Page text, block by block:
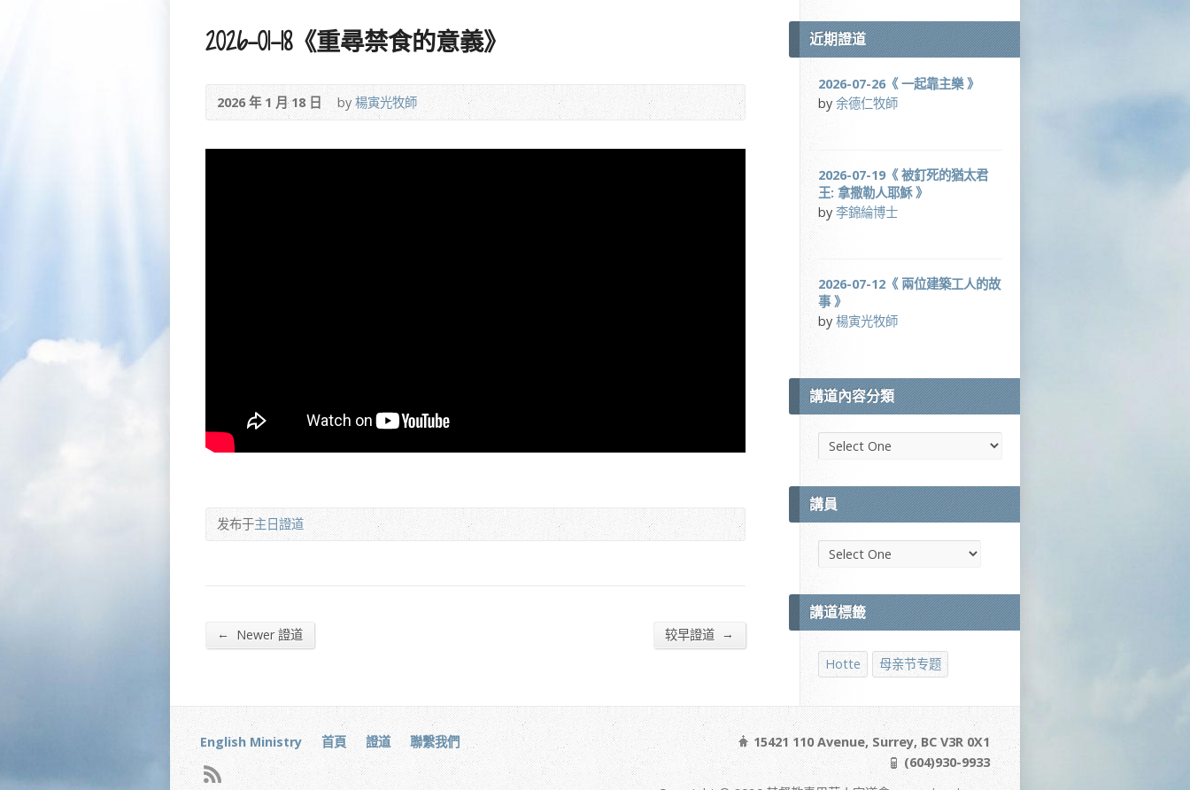
2026-01-18《重尋禁食的意義》
2026 年 1 月 18 日 by楊寅光牧師
发布于主日證道
← Newer 證道 较早證道 →
近期證道
2026-07-26《 一起靠主樂 》
by 余德仁牧師
2026-07-19《 被釘死的猶太君
王: 拿撒勒人耶穌 》
by 李錦綸博士
2026-07-12《 兩位建築工人的故
事 》
by 楊寅光牧師
講道內容分類
講員
講道標籤
Hotte 母亲节专题
English Ministry 首頁 證道 聯繫我們
15421 110 Avenue, Surrey, BC V3R 0X1
(604)930-9933